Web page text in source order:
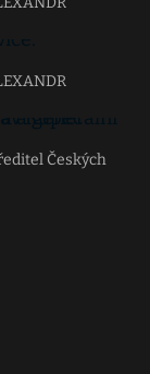
Českých